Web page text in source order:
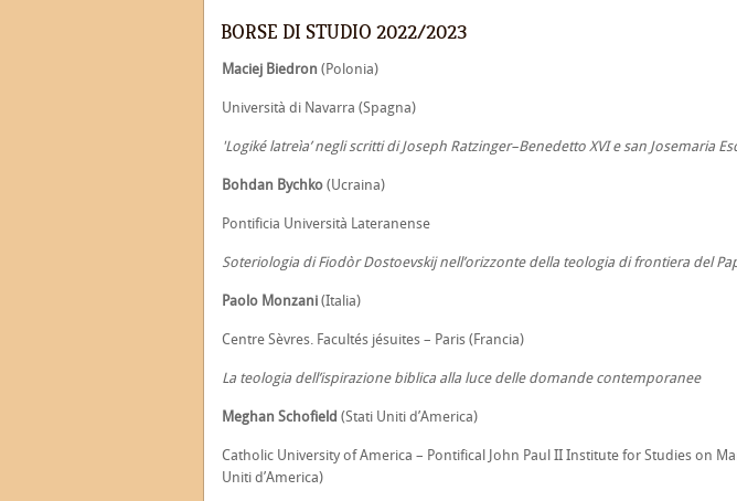
BORSE DI STUDIO 2022/2023
Maciej Biedron (Polonia)
Università di Navarra (Spagna)
'Logiké latreìa’ negli scritti di Joseph Ratzinger–Benedetto XVI e san Josemaria
Bohdan Bychko (Ucraina)
Pontificia Università Lateranense
Soteriologia di Fiodòr Dostoevskij nell’orizzonte della teologia di frontiera del
Paolo Monzani (Italia)
Centre Sèvres. Facultés jésuites – Paris (Francia)
La teologia dell’ispirazione biblica alla luce delle domande contemporanee
Meghan Schofield (Stati Uniti d’America)
Catholic University of America – Pontifical John Paul II Institute for Studies on
Uniti d’America)